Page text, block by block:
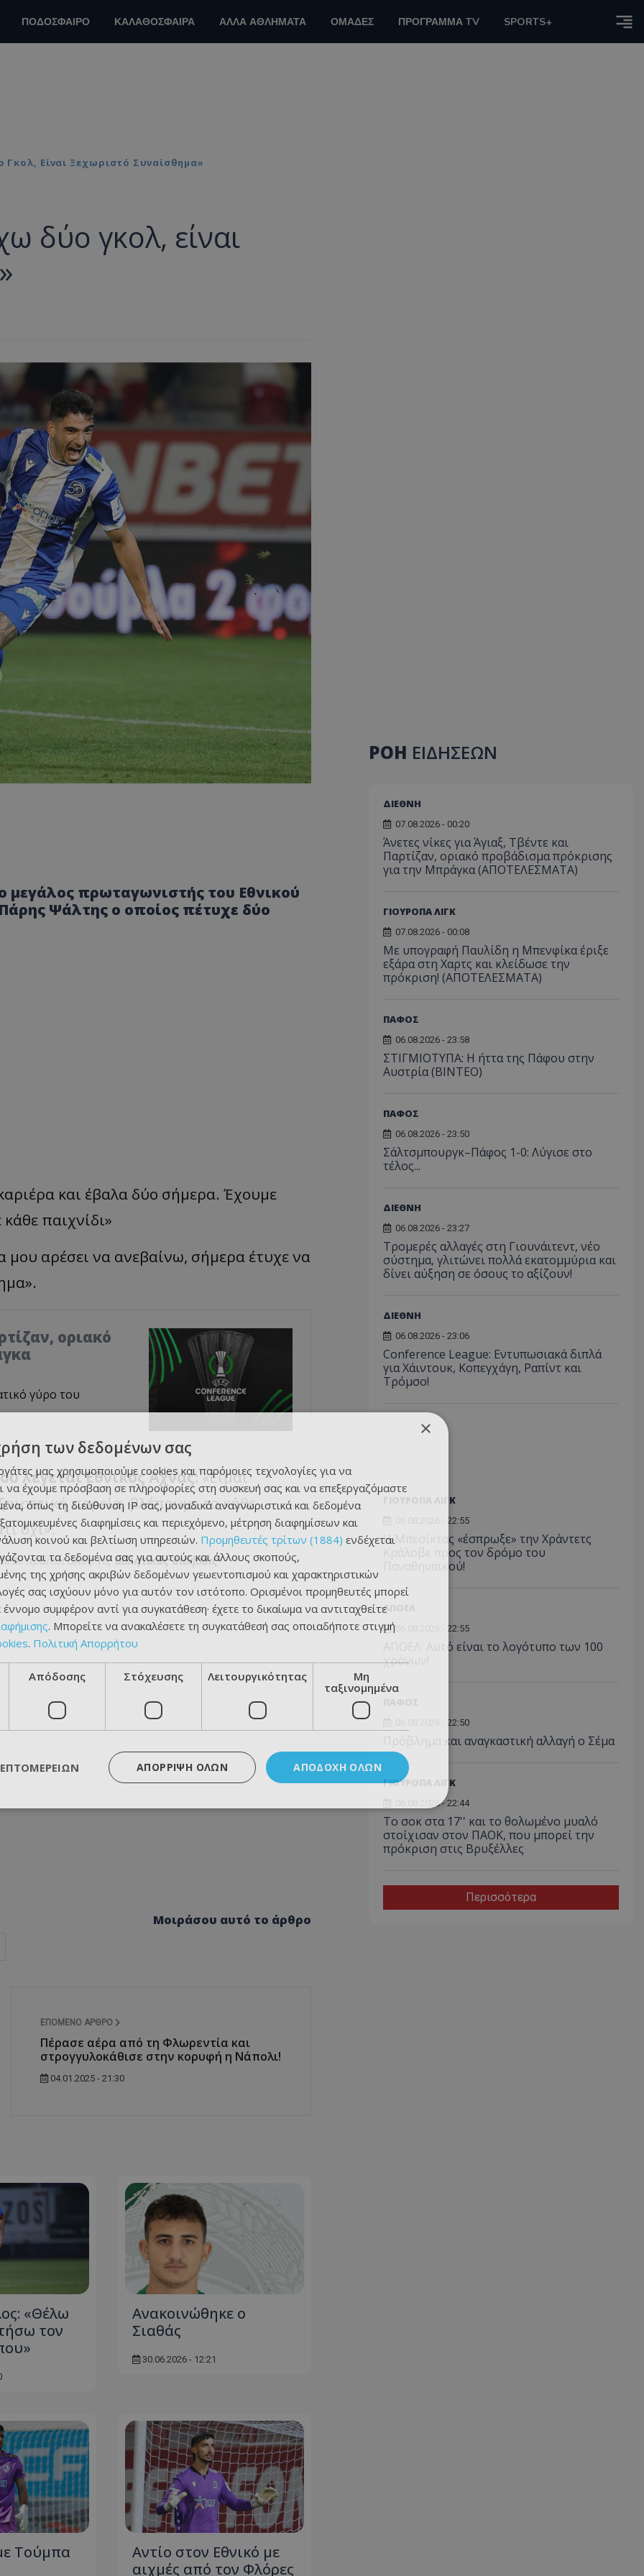
ΠΟΔΟΣΦΑΙΡΟ ΚΑΛΑΘΟΣΦΑΙΡΑ ΑΛΛΑ ΑΘΛΗΜΑΤΑ ΟΜΑΔΕΣ ΠΡΟΓΡΑΜΜΑ TV SPORTS+
Είναι Ξεχωριστό Συναίσθημα»
δύο γκολ, είναι
μεγάλος πρωταγωνιστής του Εθνικού
Ψάλτης ο οποίος πέτυχε δύο
και έβαλα δύο σήμερα. Έχουμε
παιχνίδι»
μου αρέσει να ανεβαίνω, σήμερα έτυχε να
οριακό
γύρο του
λέγεται Εθνικός Άχνας:«Είμαι
πορεία, βλέπουμε το κάθε
όχι».
πρώτοι όλες τις αθλητικές ειδήσεις
Μοιράσου αυτό το άρθρο
ΕΠΌΜΕΝΟ ΆΡΘΡΟ
Πέρασε αέρα από τη Φλωρεντία και
στρογγυλοκάθισε στην κορυφή η Νάπολι!
04.01.2025 - 21:30
«Θέλω
τον
Ανακοινώθηκε ο
Σιαθάς
30.06.2026 - 12:21
Τούμπα
Aντίο στον Εθνικό με
αιχμές από τον Φλόρες
ΡΟΗ ΕΙΔΗΣΕΩΝ
ΔΙΕΘΝΗ
07.08.2026 - 00:20
Άνετες νίκες για Άγιαξ, Τβέντε και
Παρτίζαν, οριακό προβάδισμα πρόκρισης
για την Μπράγκα (ΑΠΟΤΕΛΕΣΜΑΤΑ)
ΓΙΟΥΡΟΠΑ ΛΙΓΚ
07.08.2026 - 00:08
Με υπογραφή Παυλίδη η Μπενφίκα έριξε
εξάρα στη Χαρτς και κλείδωσε την
πρόκριση! (ΑΠΟΤΕΛΕΣΜΑΤΑ)
ΠΑΦΟΣ
06.08.2026 - 23:58
ΣΤΙΓΜΙΟΤΥΠΑ: Η ήττα της Πάφου στην
Αυστρία (ΒΙΝΤΕΟ)
ΠΑΦΟΣ
06.08.2026 - 23:50
Σάλτσμπουργκ–Πάφος 1-0: Λύγισε στο
τέλος...
ΔΙΕΘΝΗ
06.08.2026 - 23:27
Τρομερές αλλαγές στη Γιουνάιτεντ, νέο
σύστημα, γλιτώνει πολλά εκατομμύρια και
δίνει αύξηση σε όσους το αξίζουν!
ΔΙΕΘΝΗ
06.08.2026 - 23:06
Conference League: Εντυπωσιακά διπλά
για Χάιντουκ, Κοπεγχάγη, Ραπίντ και
Τρόμσο!
ΓΙΟΥΡΟΠΑ ΛΙΓΚ
06.08.2026 - 22:55
Η Μπεσίκτας «έσπρωξε» την Χράντετς
Κράλοβε προς τον δρόμο του
Παναθηναϊκού!
ΑΠΟΕΛ
06.08.2026 - 22:55
ΑΠΟΕΛ: Αυτό είναι το λογότυπο των 100
χρόνων!
06.08.2026 - 22:50
Πρόβλημα και αναγκαστική αλλαγή ο Σέμα
ΓΙΟΥΡΟΠΑ ΛΙΓΚ
06.08.2026 - 22:44
Το σοκ στα 17'' και το θολωμένο μυαλό
στοίχισαν στον ΠΑΟΚ, που μπορεί την
πρόκριση στις Βρυξέλλες
Περισσότερα
×
των δεδομένων σας
μας χρησιμοποιούμε cookies και παρόμοιες τεχνολογίες για να
να έχουμε πρόσβαση σε πληροφορίες στη συσκευή σας και να επεξεργαζόμαστε
όπως τη διεύθυνση IP σας, μοναδικά αναγνωριστικά και δεδομένα
διαφημίσεις και περιεχόμενο, μέτρηση διαφημίσεων και
κοινού και βελτίωση υπηρεσιών. Προμηθευτές τρίτων (1884) ενδέχεται
τα δεδομένα σας για αυτούς και άλλους σκοπούς,
της χρήσης ακριβών δεδομένων γεωεντοπισμού και χαρακτηριστικών
σας ισχύουν μόνο για αυτόν τον ιστότοπο. Ορισμένοι προμηθευτές μπορεί
συμφέρον αντί για συγκατάθεση· έχετε το δικαίωμα να αντιταχθείτε
. Μπορείτε να ανακαλέσετε τη συγκατάθεσή σας οποιαδήποτε στιγμή
. Πολιτική Απορρήτου
Απόδοσης Στόχευσης Λειτουργικότητας
Μη
ταξινομημένα
ΑΠΟΔΟΧΉ ΌΛΩΝ
ΑΠΌΡΡΙΨΗ ΌΛΩΝ